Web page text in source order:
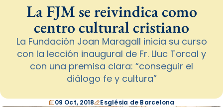
La FJM se reivindica como
centro cultural cristiano
La Fundación Joan Maragall inicia su curso
con la lección inaugural de Fr. Lluc Torcal y
con una premisa clara: “conseguir el
diálogo fe y cultura”
09 Oct, 2018 Església de Barcelona